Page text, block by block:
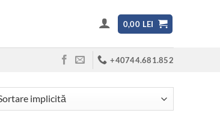
0,00 LEI
+40744.681.852